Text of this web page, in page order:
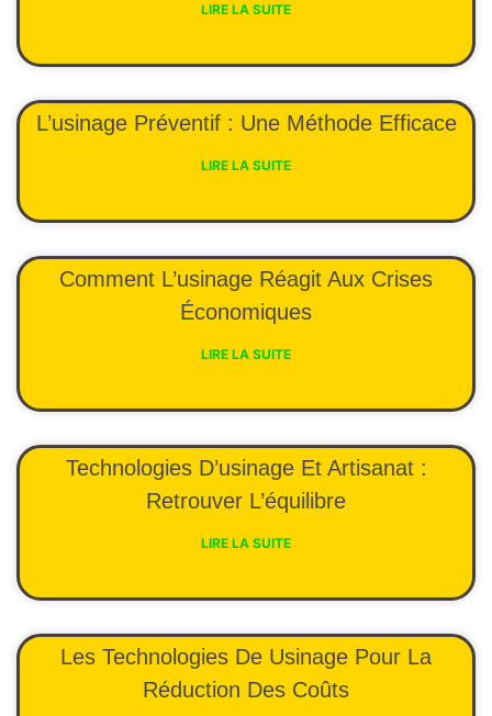
LIRE LA SUITE
L’usinage Préventif : Une Méthode Efficace
LIRE LA SUITE
Comment L’usinage Réagit Aux Crises
Économiques
LIRE LA SUITE
Technologies D’usinage Et Artisanat :
Retrouver L’équilibre
LIRE LA SUITE
Les Technologies De Usinage Pour La
Réduction Des Coûts